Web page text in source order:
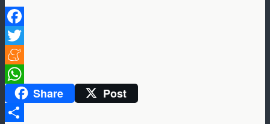
Facebook
Twitter
Meneame
WhatsAppShare Post